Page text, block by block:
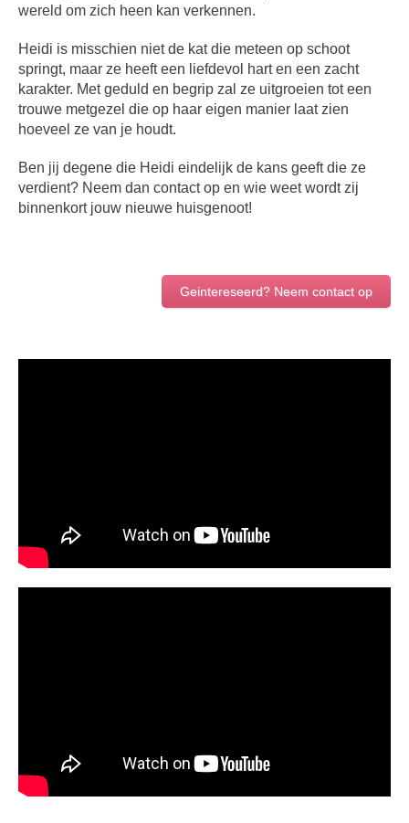
wereld om zich heen kan verkennen.
Heidi is misschien niet de kat die meteen op schoot
springt, maar ze heeft een liefdevol hart en een zacht
karakter. Met geduld en begrip zal ze uitgroeien tot een
trouwe metgezel die op haar eigen manier laat zien
hoeveel ze van je houdt.
Ben jij degene die Heidi eindelijk de kans geeft die ze
verdient? Neem dan contact op en wie weet wordt zij
binnenkort jouw nieuwe huisgenoot!
Geintereseerd? Neem contact op